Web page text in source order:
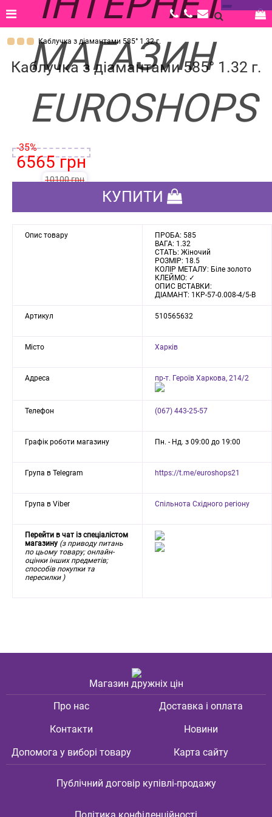
Каблучка з діамантами 585° 1.32 г.
Каблучка з діамантами 585° 1.32 г.
6565 грн
10100 грн
-35%
КУПИТИ
Опис товару
ПРОБА: 585
ВАГА: 1.32
СТАТЬ: Жіночий
РОЗМІР: 18.5
КОЛІР МЕТАЛУ: Біле золото
КЛЕЙМО: ✓
ОПИС ВСТАВКИ:
ДIАМАНТ: 1КР-57-0.008-4/5-В
Артикул 510565632
Місто Харків
Адреса пр-т. Героїв Харкова, 214/2
Телефон (067) 443-25-57
Графік роботи магазину Пн. - Нд. з 09:00 до 19:00
Група в Telegram https://t.me/euroshops21
Група в Viber Спільнота Східного регіону
Перейти в чат із спеціалістом
магазину (з приводу питань
по цьому товару; онлайн-
оцінки інших предметів;
способів покупки та
пересилки )
Магазин дружніх цін
Про нас
Доставка і оплата
Контакти
Новини
Допомога у виборі товару
Карта сайту
Публічний договір купівлі-продажу